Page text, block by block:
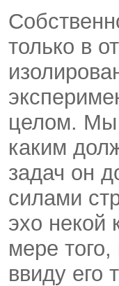
только в
целом. Мы
каким
задач он
силами
эхо некой
мере
ввиду его